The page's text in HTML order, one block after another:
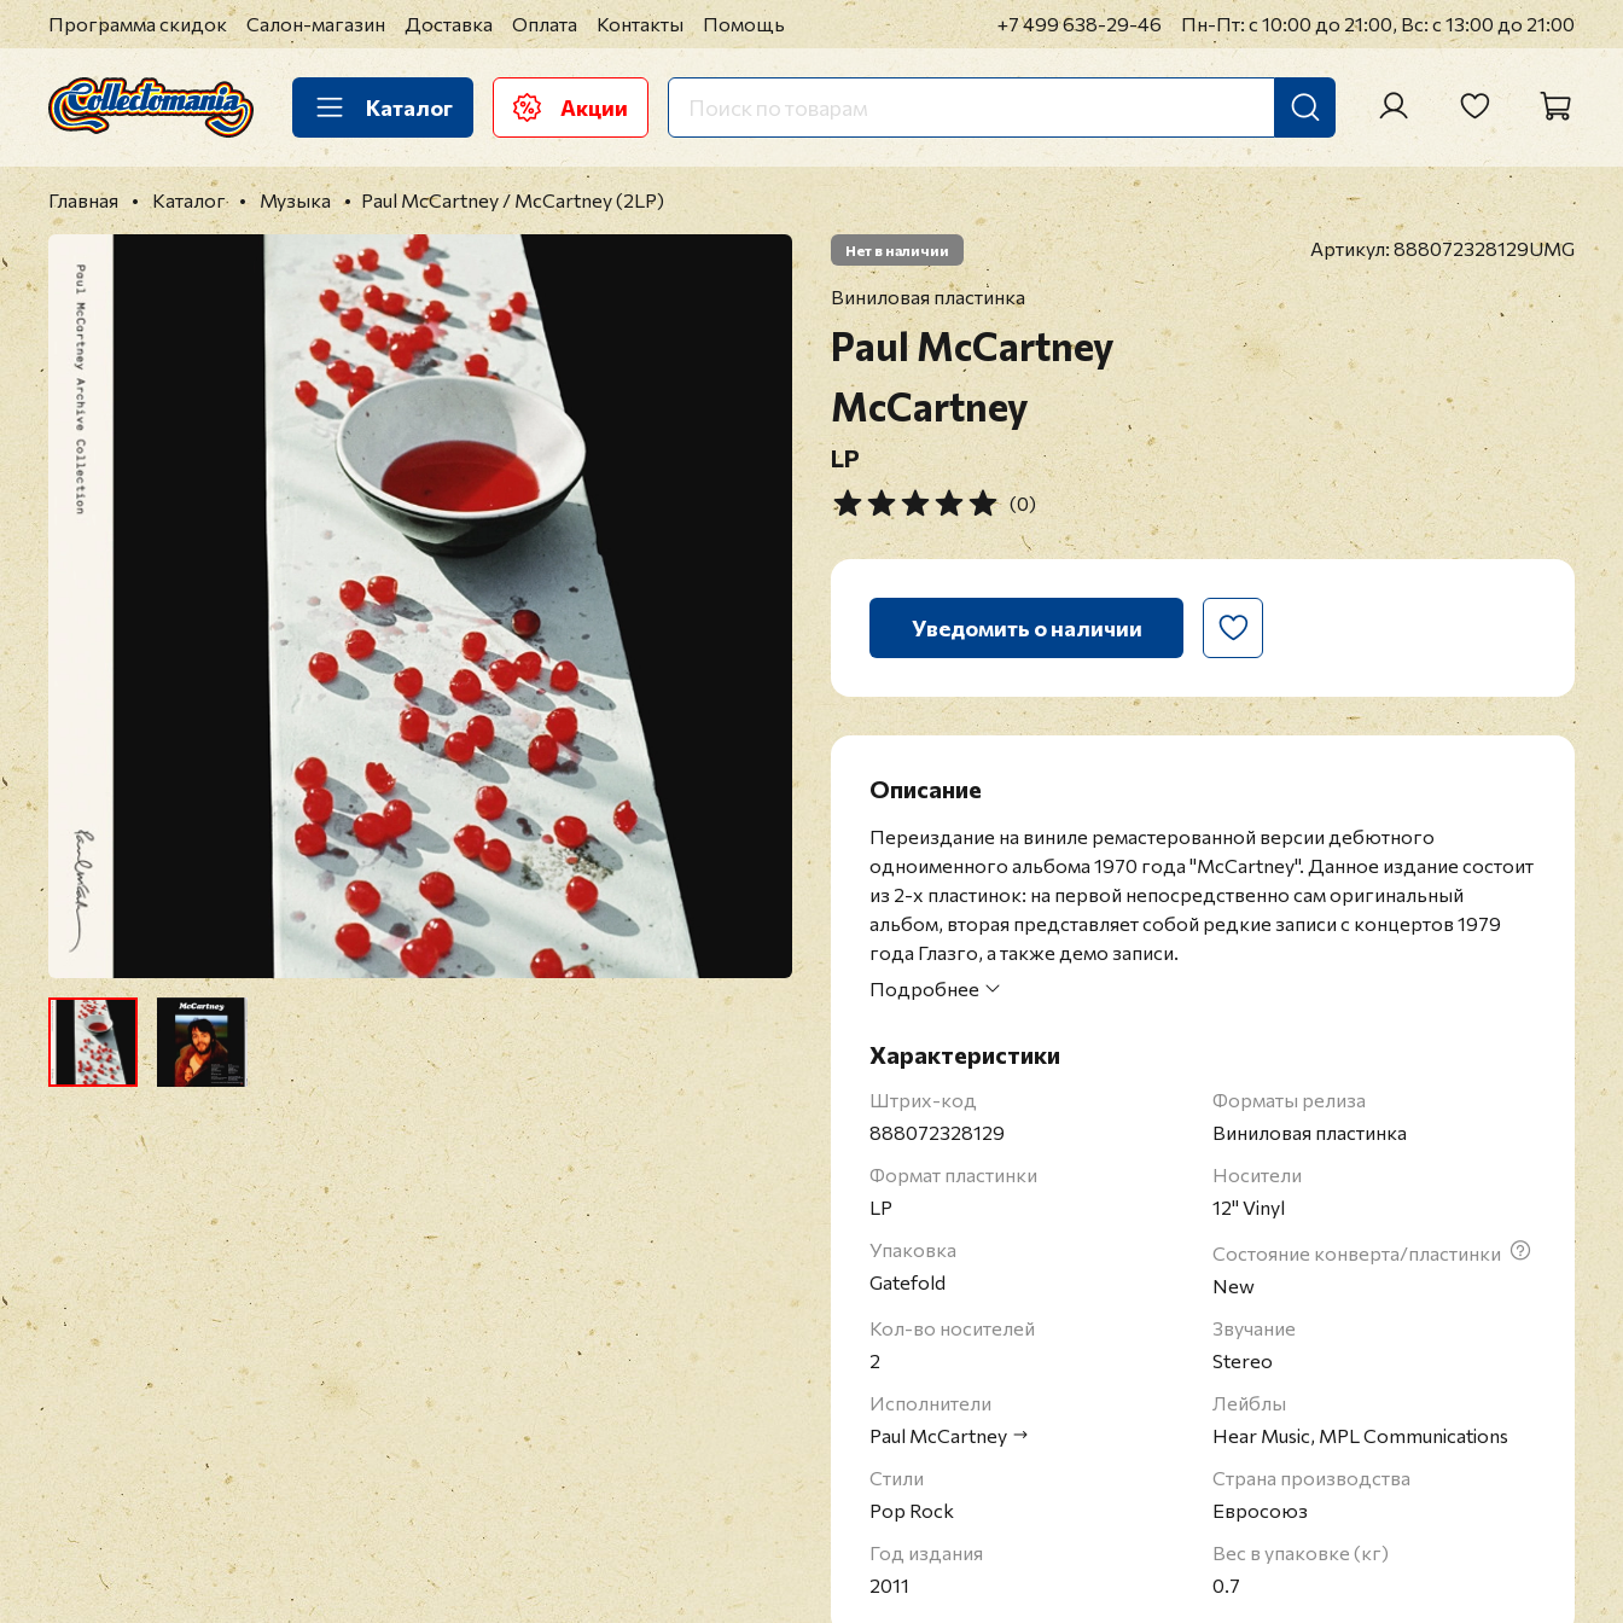
Программа скидок Салон-магазин Доставка Оплата Контакты Помощь +7 499 638-29-46 Пн-Пт: с 10:00 до 21:00, Вс: с 13:00 до 21:00
Каталог Акции
Главная Каталог Музыка Paul McCartney / McCartney (2LP)
Нет в наличии Артикул:888072328129UMG
Виниловая пластинка
Paul McCartney
McCartney
LP
(0)
Уведомить о наличии
Описание
Переиздание на виниле ремастерованной версии дебютного
одноименного альбома 1970 года "McCartney". Данное издание состоит
из 2-х пластинок: на первой непосредственно сам оригинальный
альбом, вторая представляет собой редкие записи с концертов 1979
года Глазго, а также демо записи.
Сэр Джеймс Пол Маккартни - британский музыкант,
кавалер ордена Британской империи. В 2011 году признан одним из
лучших бас-гитаристов всех времён согласно опросу, проведённому
журналом Rolling Stone.
Подробнее
Характеристики
Штрих-код
888072328129
Форматы релиза
Виниловая пластинка
Формат пластинки
LP
Носители
12" Vinyl
Упаковка
Gatefold
Состояние конверта/пластинки
New
Кол-во носителей
2
Звучание
Stereo
Исполнители
Paul McCartney
Лейблы
Hear Music, MPL Communications
Стили
Pop Rock
Страна производства
Евросоюз
Год издания
2011
Вес в упаковке (кг)
0.7